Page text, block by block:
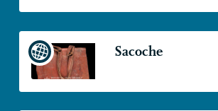
Sacoche